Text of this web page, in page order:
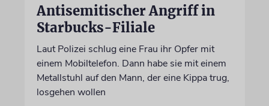
Antisemitischer Angriff in
Starbucks-Filiale
Laut Polizei schlug eine Frau ihr Opfer mit
einem Mobiltelefon. Dann habe sie mit einem
Metallstuhl auf den Mann, der eine Kippa trug,
losgehen wollen